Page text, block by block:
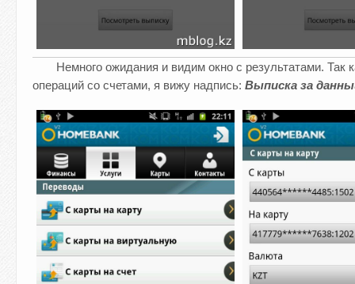
Немного ожидания и видим окно с результатами.
операций со счетами, я вижу надпись: Выписка за